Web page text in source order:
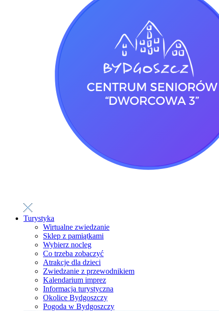
Turystyka
Wirtualne zwiedzanie
Sklep z pamiątkami
Wybierz nocleg
Co trzeba zobaczyć
Atrakcje dla dzieci
Zwiedzanie z przewodnikiem
Kalendarium imprez
Informacja turystyczna
Okolice Bydgoszczy
Pogoda w Bydgoszczy